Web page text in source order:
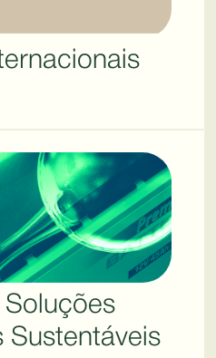
Soluções
Sustentáveis